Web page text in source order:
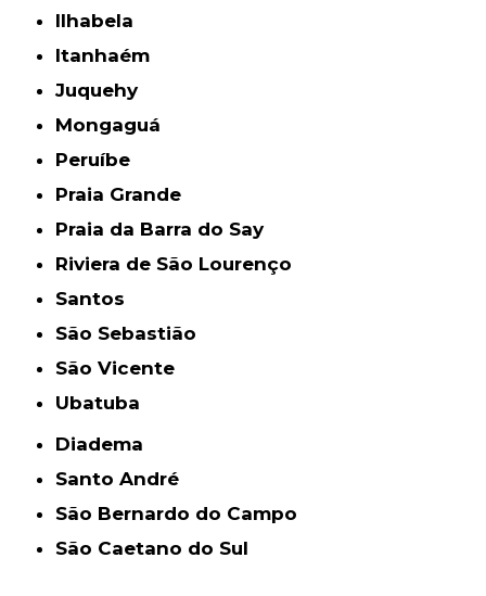
Ilhabela
Itanhaém
Juquehy
Mongaguá
Peruíbe
Praia Grande
Praia da Barra do Say
Riviera de São Lourenço
Santos
São Sebastião
São Vicente
Ubatuba
Diadema
Santo André
São Bernardo do Campo
São Caetano do Sul